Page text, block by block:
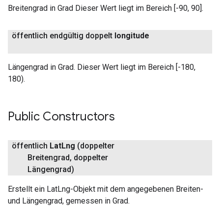
Breitengrad in Grad Dieser Wert liegt im Bereich [-90, 90].
öffentlich endgültig doppelt longitude
Längengrad in Grad. Dieser Wert liegt im Bereich [-180,
180).
Public Constructors
öffentlich LatLng (doppelter
Breitengrad, doppelter
Längengrad)
Erstellt ein LatLng-Objekt mit dem angegebenen Breiten-
und Längengrad, gemessen in Grad.